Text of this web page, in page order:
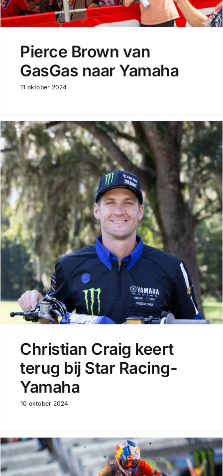
Pierce Brown van
GasGas naar Yamaha
11 oktober 2024
Christian Craig keert
terug bij Star Racing-
Yamaha
10 oktober 2024